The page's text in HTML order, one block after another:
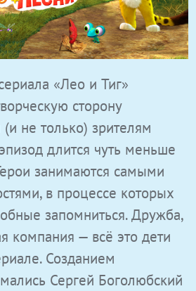
«Лео и Тиг»
сторону
не только) зрителям
длится чуть меньше
занимаются самыми
в процессе которых
запомниться. Дружба,
компания — всё это дети
Созданием
Сергей Боголюбский